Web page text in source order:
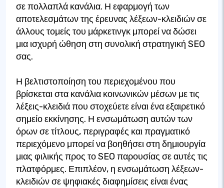
σε πολλαπλά κανάλια. Η εφαρμογή των
αποτελεσμάτων της έρευνας λέξεων-κλειδιών σε
άλλους τομείς του μάρκετινγκ μπορεί να δώσει
μια ισχυρή ώθηση στη συνολική στρατηγική SEO
σας.
Η βελτιστοποίηση του περιεχομένου που
βρίσκεται στα κανάλια κοινωνικών μέσων με τις
λέξεις-κλειδιά που στοχεύετε είναι ένα εξαιρετικό
σημείο εκκίνησης. Η ενσωμάτωση αυτών των
όρων σε τίτλους, περιγραφές και πραγματικό
περιεχόμενο μπορεί να βοηθήσει στη δημιουργία
μιας φιλικής προς το SEO παρουσίας σε αυτές τις
πλατφόρμες. Επιπλέον, η ενσωμάτωση λέξεων-
κλειδιών σε ψηφιακές διαφημίσεις είναι ένας